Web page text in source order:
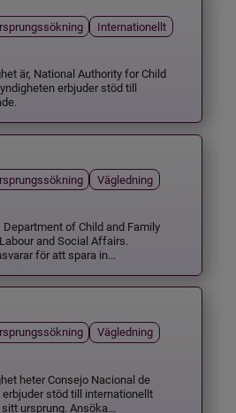
Internationellt
är, National Authority for Child
erbjuder stöd till
Vägledning
of Child and Family
and Social Affairs.
för att spara in...
Vägledning
heter Consejo Nacional de
stöd till internationellt
ursprung. Ansöka...